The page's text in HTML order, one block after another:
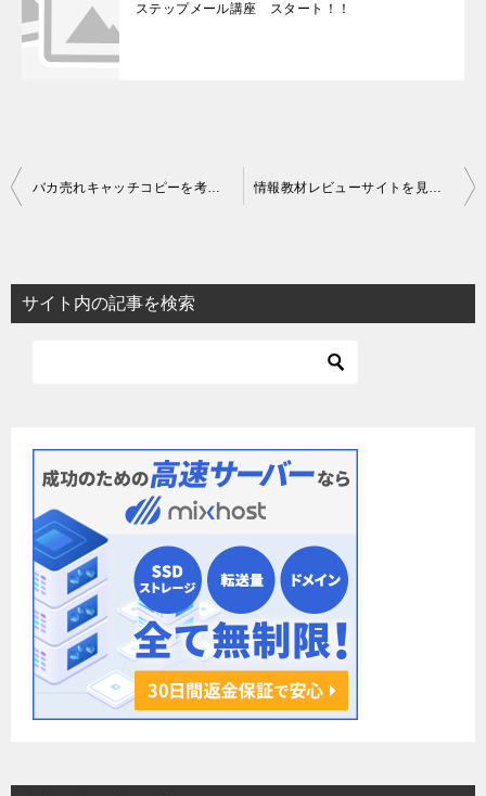
ステップメール講座 スタート！！
投
ビ
ゲ
バカ売れキャッチコピーを考える（１２） 情報教材レビューサイトを見て感じること
サイト内の記事を検索